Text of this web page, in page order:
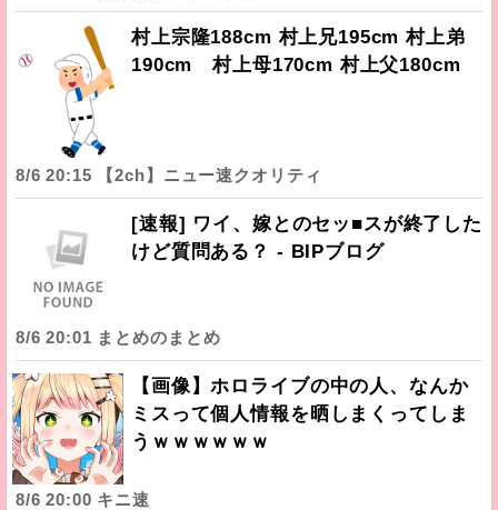
村上宗隆188cm 村上兄195cm 村上弟
190cm 村上母170cm 村上父180cm
8/6 20:15 【2ch】ニュー速クオリティ
[速報] ワイ、嫁とのセッ■スが終了した
けど質問ある？ - BIPブログ
8/6 20:01 まとめのまとめ
【画像】ホロライブの中の人、なんか
ミスって個人情報を晒しまくってしま
うｗｗｗｗｗｗ
8/6 20:00 キニ速